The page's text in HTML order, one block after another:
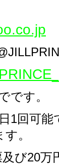
です。
1回可能
。
び20万